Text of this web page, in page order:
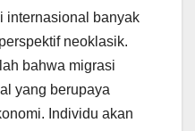
internasional banyak
neoklasik.
bahwa migrasi
yang berupaya
Individu akan